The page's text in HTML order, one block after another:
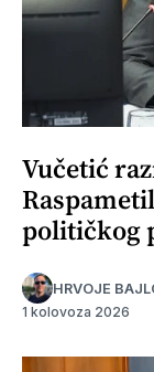
Vučetić
političkog
HRVOJE
1 kolovoza 2026